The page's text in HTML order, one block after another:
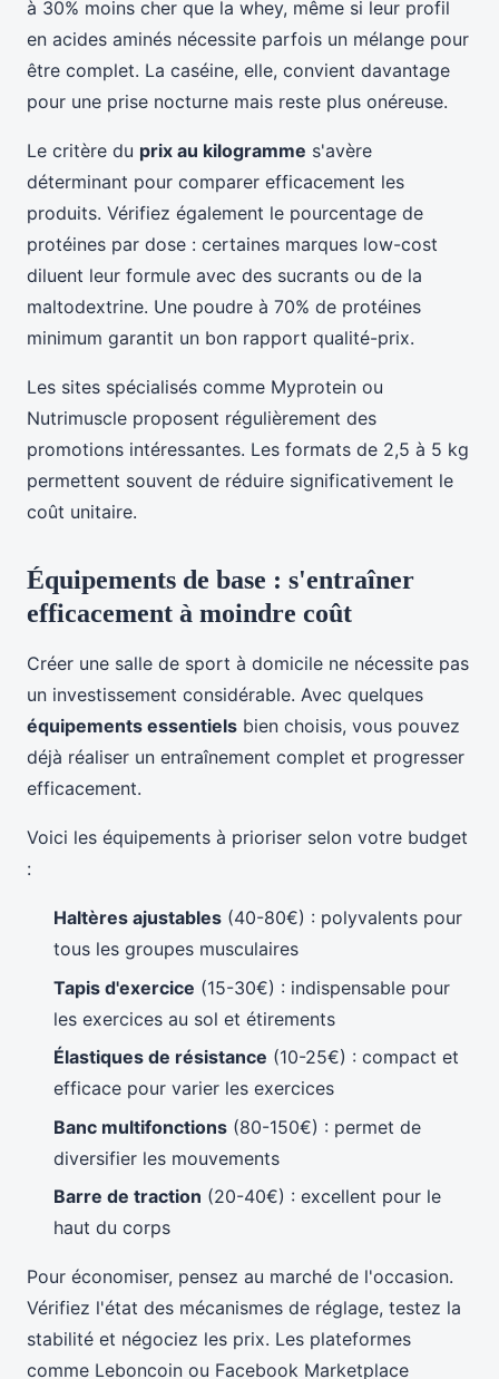
à 30% moins cher que la whey, même si leur profil
en acides aminés nécessite parfois un mélange pour
être complet. La caséine, elle, convient davantage
pour une prise nocturne mais reste plus onéreuse.
Le critère du prix au kilogramme s'avère
déterminant pour comparer efficacement les
produits. Vérifiez également le pourcentage de
protéines par dose : certaines marques low-cost
diluent leur formule avec des sucrants ou de la
maltodextrine. Une poudre à 70% de protéines
minimum garantit un bon rapport qualité-prix.
Les sites spécialisés comme Myprotein ou
Nutrimuscle proposent régulièrement des
promotions intéressantes. Les formats de 2,5 à 5 kg
permettent souvent de réduire significativement le
coût unitaire.
Équipements de base : s'entraîner
efficacement à moindre coût
Créer une salle de sport à domicile ne nécessite pas
un investissement considérable. Avec quelques
équipements essentiels bien choisis, vous pouvez
déjà réaliser un entraînement complet et progresser
efficacement.
Voici les équipements à prioriser selon votre budget
:
Haltères ajustables (40-80€) : polyvalents pour
tous les groupes musculaires
Tapis d'exercice (15-30€) : indispensable pour
les exercices au sol et étirements
Élastiques de résistance (10-25€) : compact et
efficace pour varier les exercices
Banc multifonctions (80-150€) : permet de
diversifier les mouvements
Barre de traction (20-40€) : excellent pour le
haut du corps
Pour économiser, pensez au marché de l'occasion.
Vérifiez l'état des mécanismes de réglage, testez la
stabilité et négociez les prix. Les plateformes
comme Leboncoin ou Facebook Marketplace